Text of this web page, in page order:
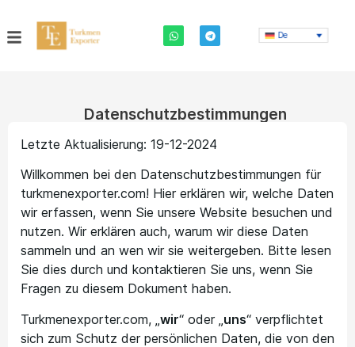
De
Datenschutzbestimmungen
Letzte Aktualisierung: 19-12-2024
Willkommen bei den Datenschutzbestimmungen für
turkmenexporter.com! Hier erklären wir, welche Daten
wir erfassen, wenn Sie unsere Website besuchen und
nutzen. Wir erklären auch, warum wir diese Daten
sammeln und an wen wir sie weitergeben. Bitte lesen
Sie dies durch und kontaktieren Sie uns, wenn Sie
Fragen zu diesem Dokument haben.
Turkmenexporter.com, „ wir“ oder „ uns“ verpflichtet
sich zum Schutz der persönlichen Daten, die von den